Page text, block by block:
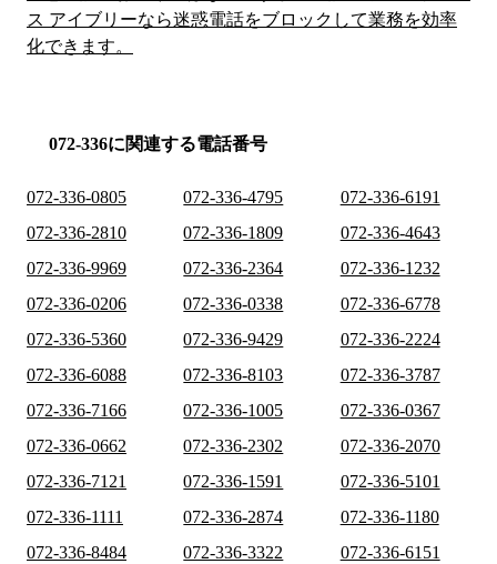
ス アイブリーなら迷惑電話をブロックして業務を効率
化できます。
072-336に関連する電話番号
072-336-0805 072-336-4795
072-336-6191
072-336-2810
072-336-1809
072-336-4643
072-336-9969
072-336-2364
072-336-1232
072-336-0206
072-336-0338
072-336-6778
072-336-5360
072-336-9429
072-336-2224
072-336-6088
072-336-8103
072-336-3787
072-336-7166
072-336-1005
072-336-0367
072-336-0662
072-336-2302
072-336-2070
072-336-7121
072-336-1591
072-336-5101
072-336-1111
072-336-2874
072-336-1180
072-336-8484
072-336-3322
072-336-6151